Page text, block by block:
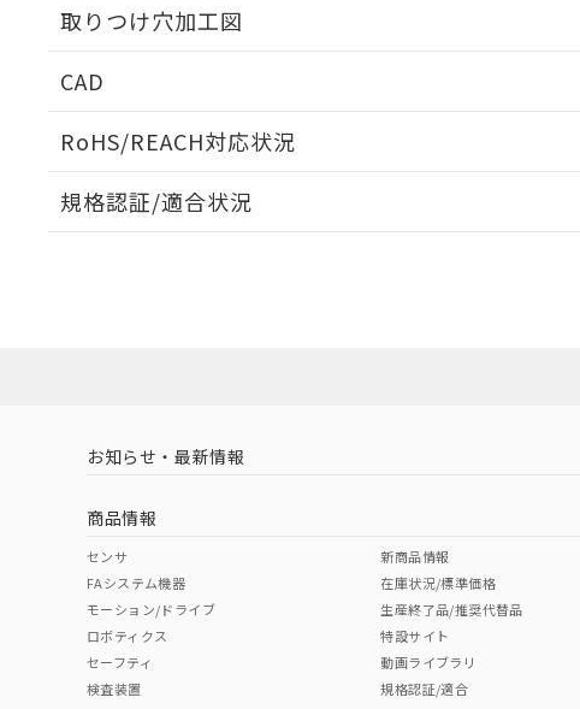
取りつけ穴加工図
CAD
RoHS/REACH対応状況
EU RoHS 注意事項・凡例
中国 RoHS 注意事項・凡例
中国 RoHS表
Pb Hg Cr(VI)
規格認証/適合状況
（イギリス
（ノルウェー
お知らせ・最新情報
商品情報
センサ
FAシステム機器
モーション/ドライブ
ロボティクス
セーフティ
検査装置
新商品情報
在庫状況/標準価格
生産終了品/推奨代替品
特設サイト
動画ライブラリ
規格認証/適合